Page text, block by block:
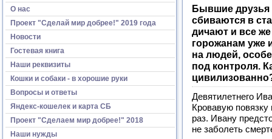
О нас
Проект "Сделай мир добрее!" 2019 года
Новости
Гостевая книга
Наши реквизиты
Кошки и собаки - в хорошие руки
Вопросы и ответы
Яндекс-кошелек и карта СБ
Проект "Сделаем мир добрее!" 2018
Наши нужды
Бывшие друзья
сбиваются в
дичают и все
горожанам уже
на людей,
под контроля.
Девятилетнего
Кровавую
раз. Ивану
не заболеть